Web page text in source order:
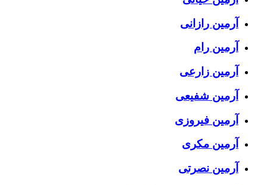
آرمین رازانی
آرمین رام
آرمین زارعی
آرمین شفیعی
آرمین فیروزی
آرمین مکری
آرمین نصرتی